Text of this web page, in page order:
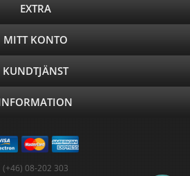
EXTRA
MITT KONTO
KUNDTJÄNST
(+46) 08-202 303